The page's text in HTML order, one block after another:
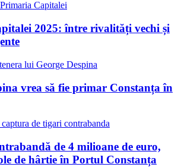
2025: între rivalități vechi și
vrea să fie primar Constanța în
de 4 milioane de euro,
de hârtie în Portul Constanța